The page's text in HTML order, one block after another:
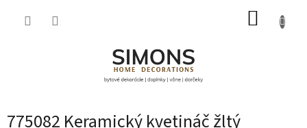
775082 Keramický kvetináč žltý